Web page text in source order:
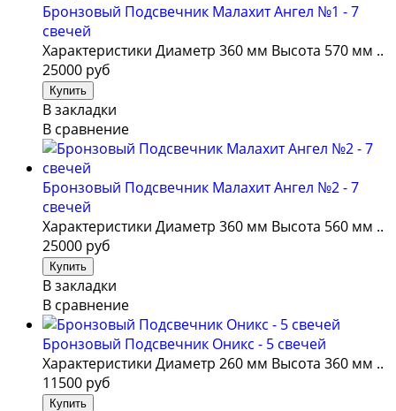
Бронзовый Подсвечник Малахит Ангел №1 - 7
свечей
Характеристики Диаметр 360 мм Высота 570 мм ..
25000 руб
В закладки
В сравнение
Бронзовый Подсвечник Малахит Ангел №2 - 7
свечей
Характеристики Диаметр 360 мм Высота 560 мм ..
25000 руб
В закладки
В сравнение
Бронзовый Подсвечник Оникс - 5 свечей
Характеристики Диаметр 260 мм Высота 360 мм ..
11500 руб